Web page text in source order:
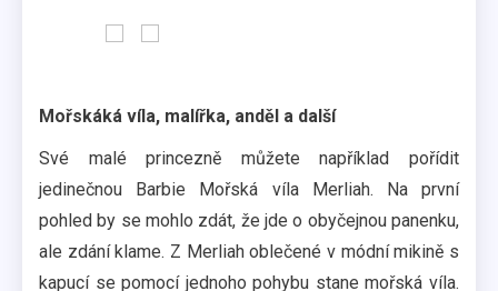
Mořskáká víla, malířka, anděl a další
Své malé princezně můžete například pořídit
jedinečnou Barbie Mořská víla Merliah. Na první
pohled by se mohlo zdát, že jde o obyčejnou panenku,
ale zdání klame. Z Merliah oblečené v módní mikině s
kapucí se pomocí jednoho pohybu stane mořská víla.